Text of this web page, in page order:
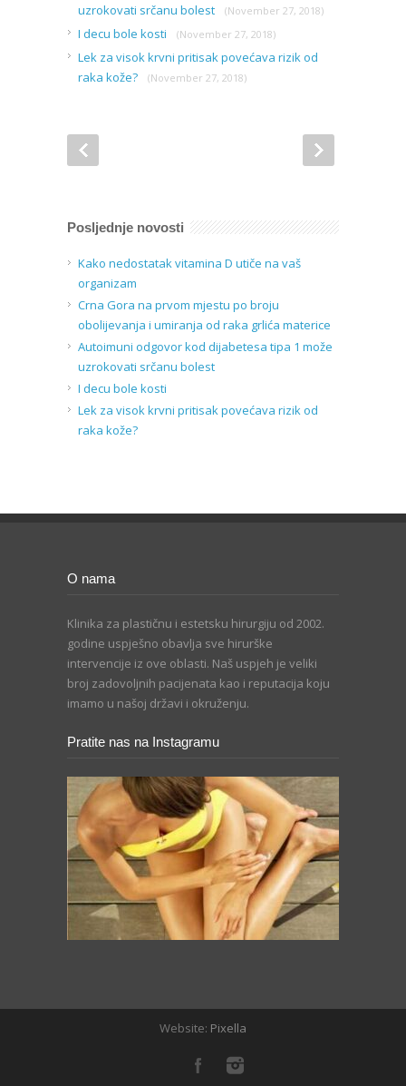
uzrokovati srčanu bolest
(November 27, 2018)
I decu bole kosti (November 27, 2018)
Lek za visok krvni pritisak povećava rizik od
raka kože?
(November 27, 2018)
Posljednje novosti
Kako nedostatak vitamina D utiče na vaš
organizam
Crna Gora na prvom mjestu po broju
obolijevanja i umiranja od raka grlića materice
Autoimuni odgovor kod dijabetesa tipa 1 može
uzrokovati srčanu bolest
I decu bole kosti
Lek za visok krvni pritisak povećava rizik od
raka kože?
O nama
Klinika za plastičnu i estetsku hirurgiju od 2002.
godine uspješno obavlja sve hirurške
intervencije iz ove oblasti. Naš uspjeh je veliki
broj zadovoljnih pacijenata kao i reputacija koju
imamo u našoj državi i okruženju.
Pratite nas na Instagramu
Website: Pixella